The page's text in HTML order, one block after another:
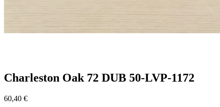
Charleston Oak 72 DUB 50-LVP-1172
60,40 €